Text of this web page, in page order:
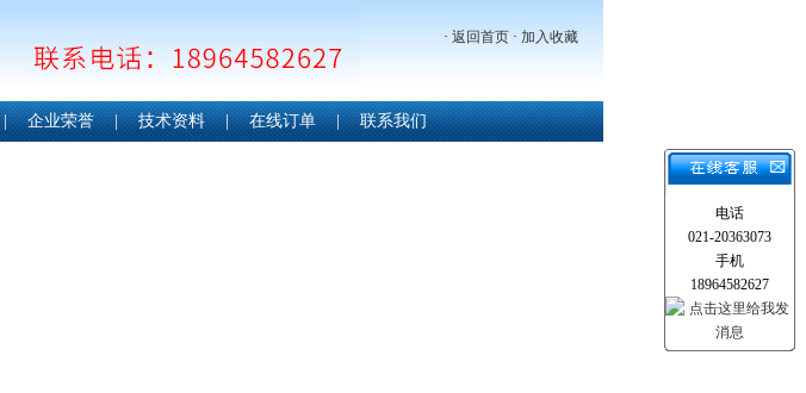
· 返回首页 · 加入收藏
| 企业荣誉 | 技术资料 | 在线订单 | 联系我们
电话
021-20363073
手机
18964582627